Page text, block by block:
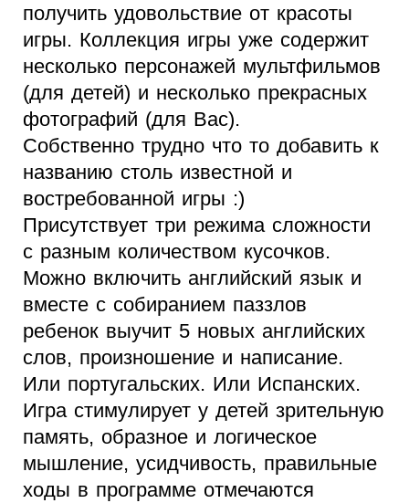
получить удовольствие от красоты
игры. Коллекция игры уже содержит
несколько персонажей мультфильмов
(для детей) и несколько прекрасных
фотографий (для Вас).
Собственно трудно что то добавить к
названию столь известной и
востребованной игры :)
Присутствует три режима сложности
с разным количеством кусочков.
Можно включить английский язык и
вместе с собиранием паззлов
ребенок выучит 5 новых английских
слов, произношение и написание.
Или португальских. Или Испанских.
Игра стимулирует у детей зрительную
память, образное и логическое
мышление, усидчивость, правильные
ходы в программе отмечаются